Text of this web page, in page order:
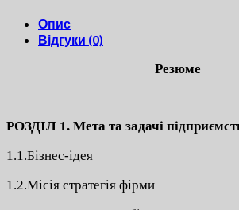
Опис
Відгуки (0)
Резюме
РОЗДІЛ 1. Мета та задачі
1.1.Бізнес-ідея
1.2.Місія стратегія фірми